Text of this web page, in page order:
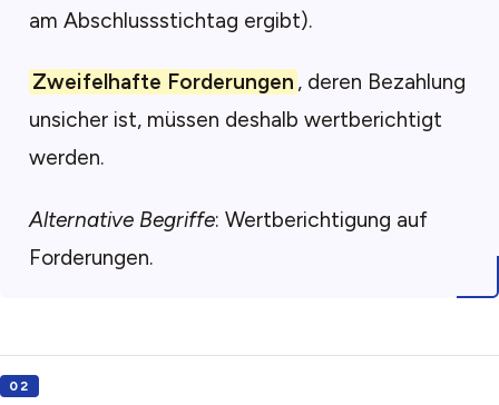
am Abschlussstichtag ergibt).
Zweifelhafte Forderungen , deren Bezahlung
unsicher ist, müssen deshalb wertberichtigt
werden.
Alternative Begriffe: Wertberichtigung auf
Forderungen.